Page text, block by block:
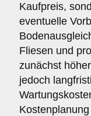
Kaufpreis,
eventuelle
Fliesen und
zunächst
jedoch